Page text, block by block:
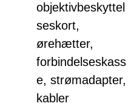
objektivbeskyttel
seskort,
ørehætter,
forbindelseskass
e, strømadapter,
kabler